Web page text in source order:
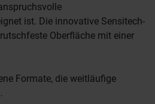
ist. Die innovative Sensitech-
Oberfläche mit einer
Formate, die weitläufige